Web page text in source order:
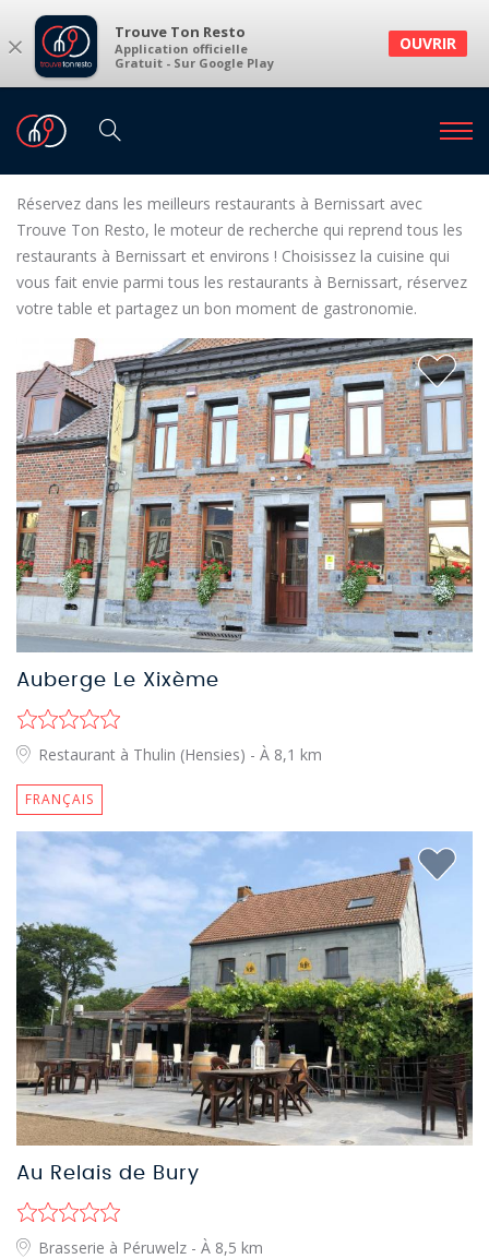
× Trouve Ton Resto
Application officielle
Gratuit - Sur Google Play
OUVRIR
Restaurants
Restaurants à Bernissart et environs
Réservez dans les meilleurs restaurants à Bernissart avec
Trouve Ton Resto, le moteur de recherche qui reprend tous les
restaurants à Bernissart et environs ! Choisissez la cuisine qui
vous fait envie parmi tous les restaurants à Bernissart, réservez
votre table et partagez un bon moment de gastronomie.
Auberge Le Xixème
Restaurant à Thulin (Hensies) - À 8,1 km
FRANÇAIS
Au Relais de Bury
Brasserie à Péruwelz - À 8,5 km